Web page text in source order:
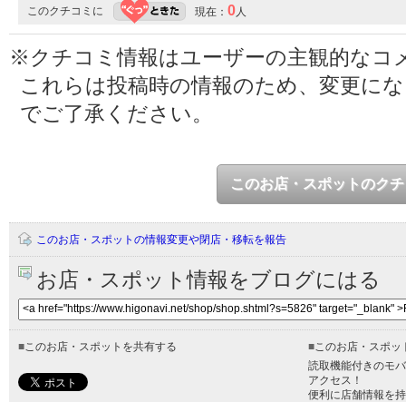
このクチコミに 現在： 0 人
※クチコミ情報はユーザーの主観的なコ
これらは投稿時の情報のため、変更に
でご了承ください。
このお店・スポットのク
このお店・スポットの情報変更や閉店・移転を報告
お店・スポット情報をブログにはる
■ このお店・スポットを共有する ■ このお店・スポ
読取機能付きのモ
アクセス！
便利に店舗情報を